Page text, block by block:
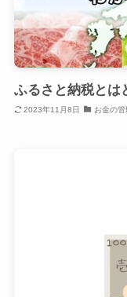
ふるさと納税とは
2023年11月8日 お金の管